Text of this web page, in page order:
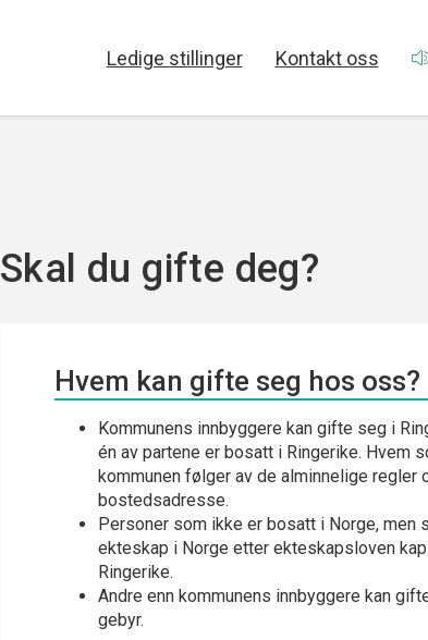
Ledige stillinger Kontakt oss
Skal du gifte deg?
Hvem kan gifte seg hos oss?
Kommunens innbyggere kan gifte seg i
én av partene er bosatt i Ringerike. Hvem
kommunen følger av de alminnelige regler
bostedsadresse.
Personer som ikke er bosatt i Norge, men
ekteskap i Norge etter ekteskapsloven
Ringerike.
Andre enn kommunens innbyggere kan
gebyr.